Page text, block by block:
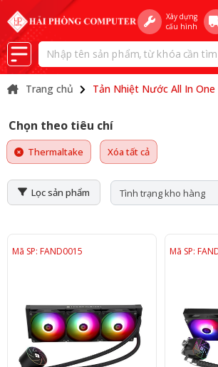
Xây dựng
cấu hình
Trang chủ Tản Nhiệt Nước All In One
Chọn theo tiêu chí
Thermaltake Xóa tất cả
Lọc sản phẩm Tình trạng kho hàng
Mã SP: FAND0015 Mã SP: